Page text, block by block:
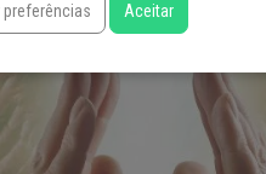
preferências Aceitar